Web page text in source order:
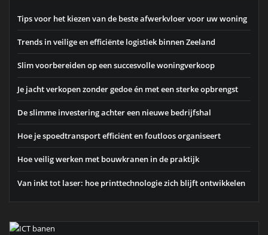
Tips voor het kiezen van de beste afwerkvloer voor uw woning
Trends in veilige en efficiënte logistiek binnen Zeeland
Slim voorbereiden op een succesvolle woningverkoop
Je jacht verkopen zonder gedoe én met een sterke opbrengst
De slimme investering achter een nieuwe bedrijfshal
Hoe je spoedtransport efficiënt en foutloos organiseert
Hoe veilig werken met bouwkranen in de praktijk
Van inkt tot laser: hoe printtechnologie zich blijft ontwikkelen